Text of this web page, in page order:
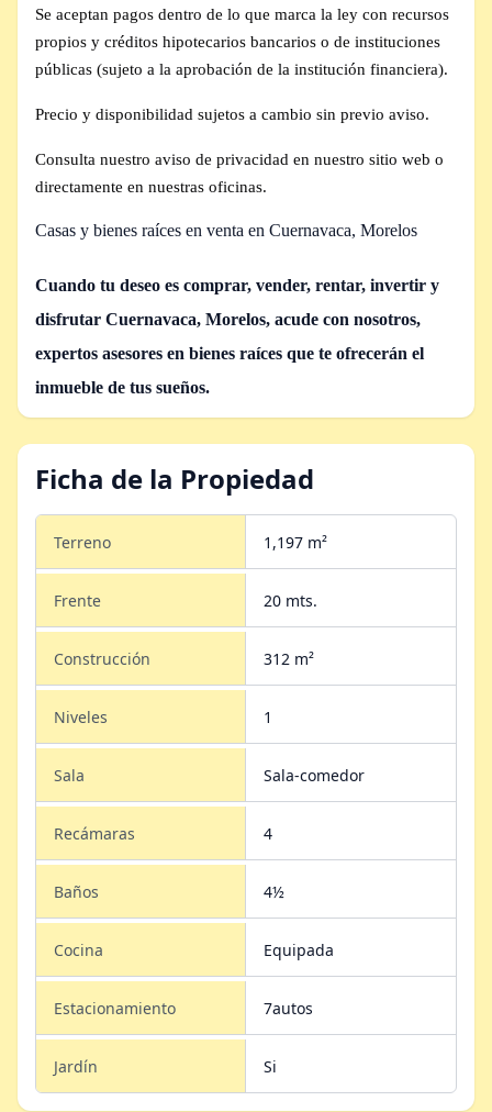
Se aceptan pagos dentro de lo que marca la ley con recursos
propios y créditos hipotecarios bancarios o de instituciones
públicas (sujeto a la aprobación de la institución financiera).
Precio y disponibilidad sujetos a cambio sin previo aviso.
Consulta nuestro aviso de privacidad en nuestro sitio web o
directamente en nuestras oficinas.
Casas y bienes raíces en venta en Cuernavaca, Morelos
Cuando tu deseo es comprar, vender, rentar, invertir y
disfrutar Cuernavaca, Morelos, acude con nosotros,
expertos asesores en bienes raíces que te ofrecerán el
inmueble de tus sueños.
Ficha de la Propiedad
Terreno 1,197 m²
Frente 20 mts.
Construcción 312 m²
Niveles 1
Sala Sala-comedor
Recámaras 4
Baños 4½
Cocina Equipada
Estacionamiento 7autos
Jardín Si